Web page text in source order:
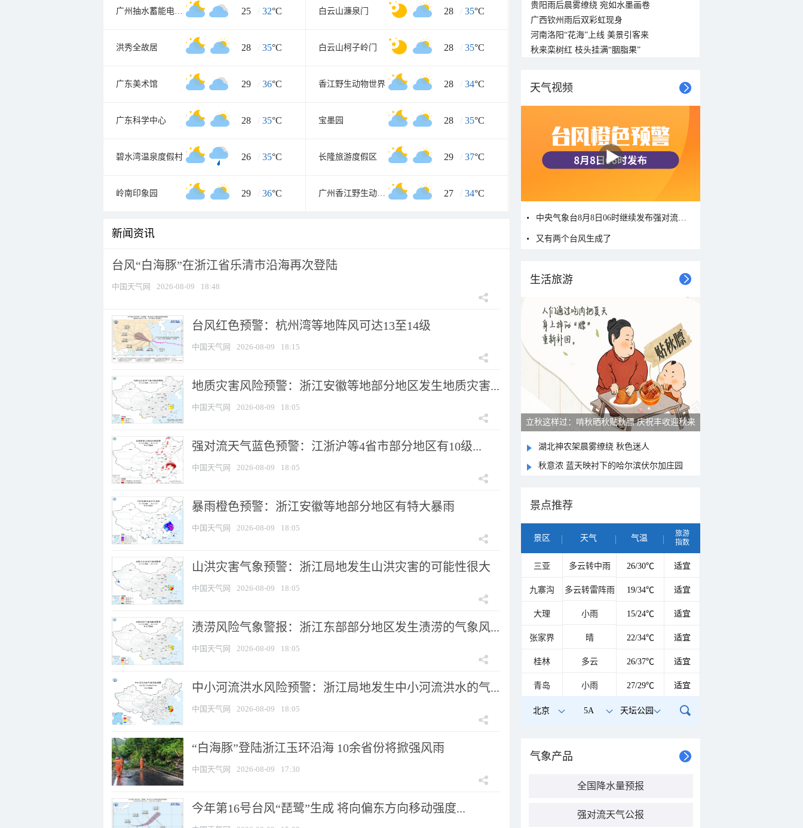
广州抽水蓄能电厂旅游度假区 25 / 32°C 白云山濂泉门 28 / 35°C
洪秀全故居 28 / 35°C 白云山柯子岭门 28 / 35°C
广东美术馆 29 / 36°C 香江野生动物世界 28 / 34°C
广东科学中心 28 / 35°C 宝墨园 28 / 35°C
碧水湾温泉度假村 26 / 35°C 长隆旅游度假区 29 / 37°C
岭南印象园 29 / 36°C 广州香江野生动物世界 27 / 34°C
新闻资讯
台风“白海豚”在浙江省乐清市沿海再次登陆
中国天气网 2026-08-09 18:48
​台风红色预警：杭州湾等地阵风可达13至14级
中国天气网 2026-08-09 18:15
地质灾害风险预警：浙江安徽等地部分地区发生地质灾害...
中国天气网 2026-08-09 18:05
强对流天气蓝色预警：江浙沪等4省市部分地区有10级...
中国天气网 2026-08-09 18:05
暴雨橙色预警：浙江安徽等地部分地区有特大暴雨
中国天气网 2026-08-09 18:05
山洪灾害气象预警：浙江局地发生山洪灾害的可能性很大
中国天气网 2026-08-09 18:05
渍涝风险气象警报：浙江东部部分地区发生渍涝的气象风...
中国天气网 2026-08-09 18:05
中小河流洪水风险预警：浙江局地发生中小河流洪水的气...
中国天气网 2026-08-09 18:05
“白海豚”登陆浙江玉环沿海 10余省份将掀强风雨
中国天气网 2026-08-09 17:30
今年第16号台风“琵鹭”生成 将向偏东方向移动强度...
贵阳雨后晨雾缭绕 宛如水墨画卷
广西钦州雨后双彩虹现身
河南洛阳“花海”上线 美景引客来
秋来栾树红 枝头挂满“胭脂果”
天气视频
中央气象台8月8日06时继续发布强对流天气蓝色预警
又有两个台风生成了
生活旅游
立秋这样过：啃秋晒秋贴秋膘 庆祝丰收迎秋来
湖北神农架晨雾缭绕 秋色迷人
秋意浓 蓝天映衬下的哈尔滨伏尔加庄园
景点推荐
景区 天气 气温
旅游
指数
三亚 多云转中雨 26/30℃ 适宜
九寨沟 多云转雷阵雨 19/34℃ 适宜
大理 小雨 15/24℃ 适宜
张家界 晴 22/34℃ 适宜
桂林 多云 26/37℃ 适宜
青岛 小雨 27/29℃ 适宜
北京 5A 天坛公园
气象产品
全国降水量预报
强对流天气公报